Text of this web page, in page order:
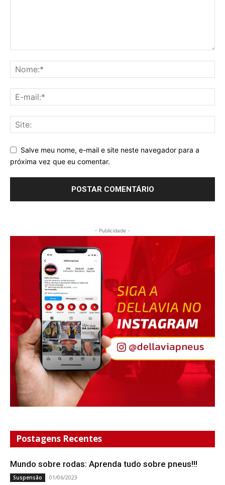
Salve meu nome, e-mail e site neste navegador para a
próxima vez que eu comentar.
- Publicidade -
Postagens Recentes
Mundo sobre rodas: Aprenda tudo sobre pneus!!!
Suspensão 01/06/2023